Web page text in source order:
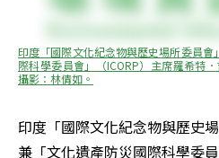
印度「國際文化紀念物與歷史場所委員會
際科學委員會」（ICORP）主席羅希特
攝影：林倩如。
印度「國際文化紀念物與歷史
兼「文化遺產防災國際科學委